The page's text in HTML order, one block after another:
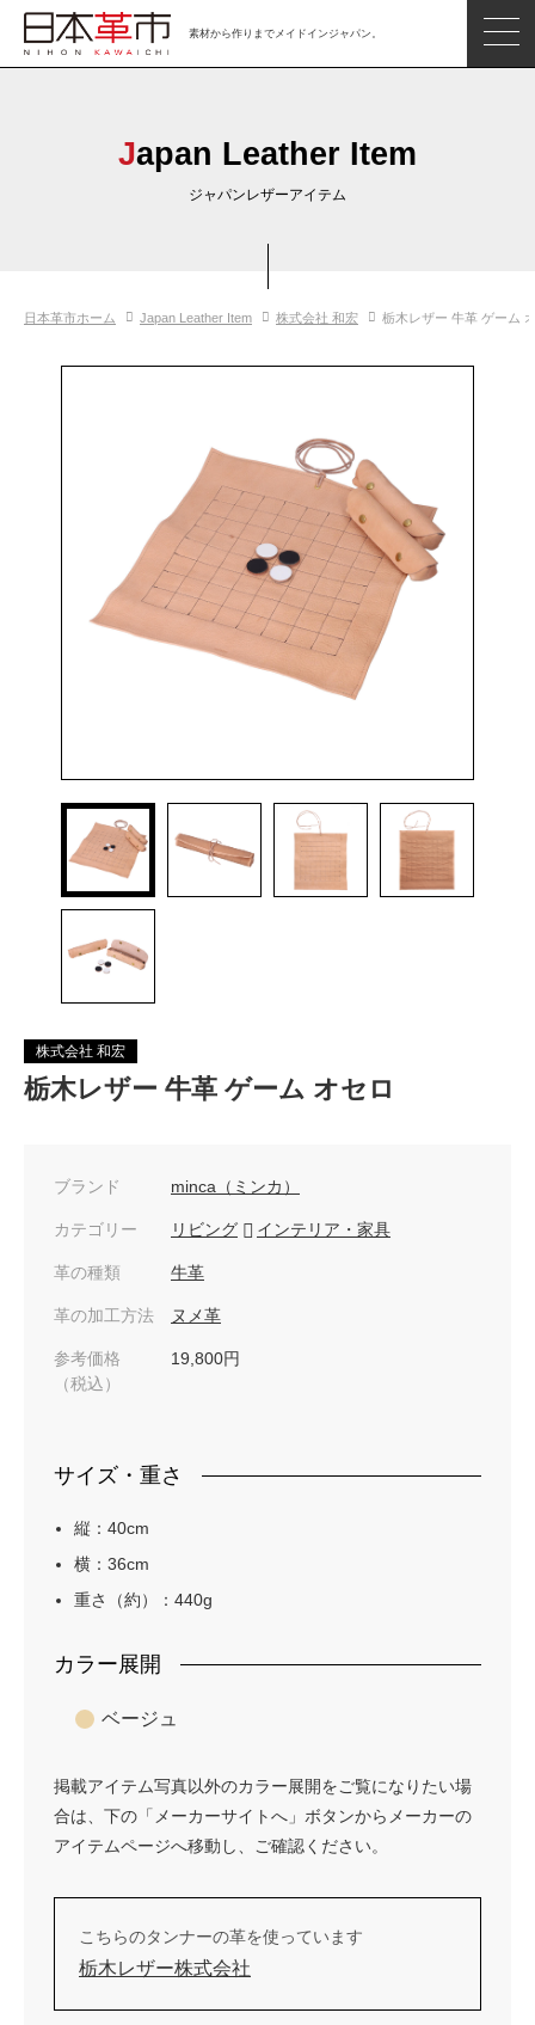
素材から作りまでメイドインジャパン。
革市通信
日本の革の良さを知ろう
Japan Leather Item
ジャパンレザーアイテム
日本革市ホーム Japan Leather Item 株式会社 和宏 栃木レザー 牛革 ゲーム
株式会社 和宏
栃木レザー 牛革 ゲーム オセロ
ブランド minca（ミンカ）
カテゴリー リビング インテリア・家具
革の種類 牛革
革の加工方法 ヌメ革
参考価格
（税込）
19,800円
サイズ・重さ
縦：40cm
横：36cm
重さ（約）：440g
カラー展開
ベージュ
掲載アイテム写真以外のカラー展開をご覧になりたい場
合は、下の「メーカーサイトへ」ボタンからメーカーの
アイテムページへ移動し、ご確認ください。
こちらのタンナーの革を使っています
栃木レザー株式会社